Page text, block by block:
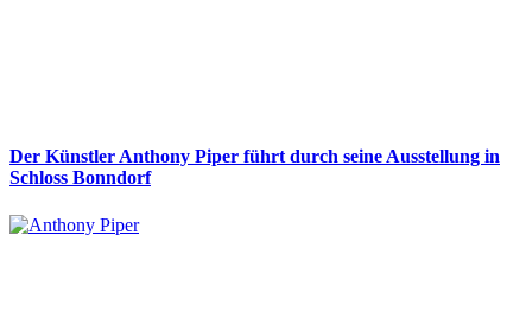
Der Künstler Anthony Piper führt durch seine Ausstellung in
Schloss Bonndorf